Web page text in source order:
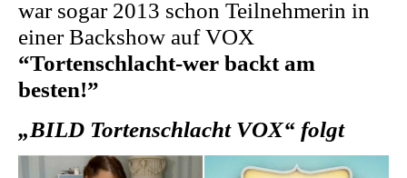
war sogar 2013 schon Teilnehmerin in
einer Backshow auf VOX
“Tortenschlacht-wer backt am
besten!”
„BILD Tortenschlacht VOX“ folgt